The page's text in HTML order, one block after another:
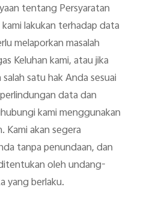
tentang Persyaratan
lakukan terhadap data
melaporkan masalah
Keluhan kami, atau jika
satu hak Anda sesuai
data dan
kami menggunakan
Kami akan segera
tanpa penundaan, dan
oleh undang-
yang berlaku.